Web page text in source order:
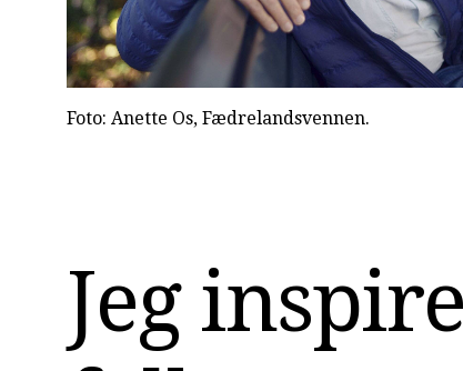
Foto: Anette Os, Fædrelandsvennen.
Jeg